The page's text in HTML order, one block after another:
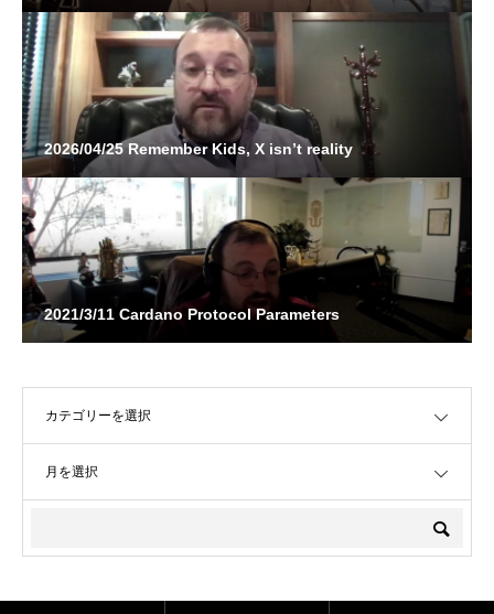
2026/04/25 Remember Kids, X isn’t reality
2021/3/11 Cardano Protocol Parameters